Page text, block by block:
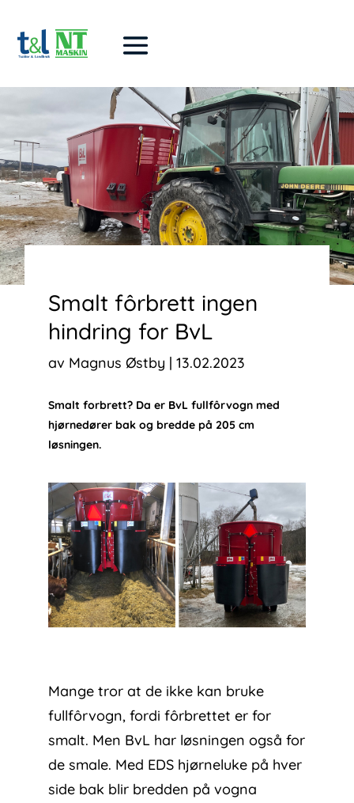
Smalt fôrbrett ingen
hindring for BvL
av Magnus Østby |13.02.2023
Smalt forbrett? Da er BvL fullfôrvogn med
hjørnedører bak og bredde på 205 cm
løsningen.
Mange tror at de ikke kan bruke
fullfôrvogn, fordi fôrbrettet er for
smalt. Men BvL har løsningen også for
de smale. Med EDS hjørneluke på hver
side bak blir bredden på vogna